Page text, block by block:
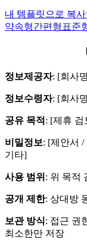
내 템플릿으로 복사
약속형간편형 표준
정보제공자: [회사
정보수령자: [회사
공유 목적 : [제휴 검
비밀정보: [제안서 /
기타]
사용 범위 : 위 목적
공개 제한: 상대방
보관 방식: 접근 권
최소한만 저장